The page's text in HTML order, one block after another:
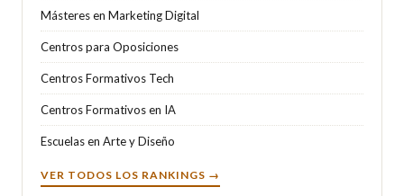
Másteres en Marketing Digital
Centros para Oposiciones
Centros Formativos Tech
Centros Formativos en IA
Escuelas en Arte y Diseño
VER TODOS LOS RANKINGS →